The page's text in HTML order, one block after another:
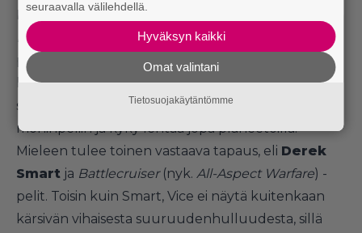
Hyvä esimerkki pienen piirin pelistä on
Legends
, joka on käytännössä yhden miehen
projekti.
-nimimerkillä kulkeva heppu on
kasannutElite-henkisen avaruuspelin, jossa on
suhteellisen realistinen lentomalli, mahdollisuus
moninpeliin ja kyky lentää jopa planeetoilla.
Mieleen tulee toinen vastaava tapaus, eli Derek
Smart ja Battlecruiser(nyk. All-Aspect Warfare) -
pelit. Toisin kuin Smart, Vice ei näytä kuitenkaan
kärsivän vihaisesta suuruudenhulluudesta, sillä
seuraavalla välilehdellä.
Hyväksyn kaikki
Omat valintani
Tietosuojakäytäntömme